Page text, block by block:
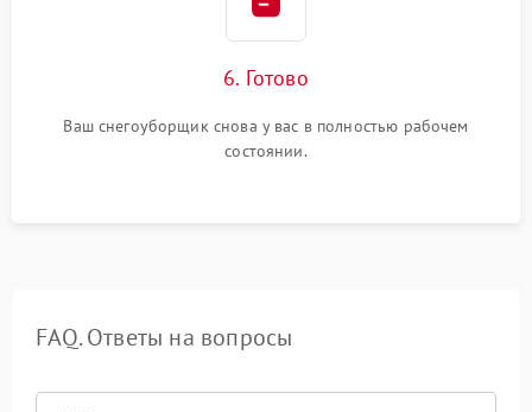
6. Готово
Ваш снегоуборщик снова у вас в полностью рабочем
состоянии.
FAQ. Ответы на вопросы